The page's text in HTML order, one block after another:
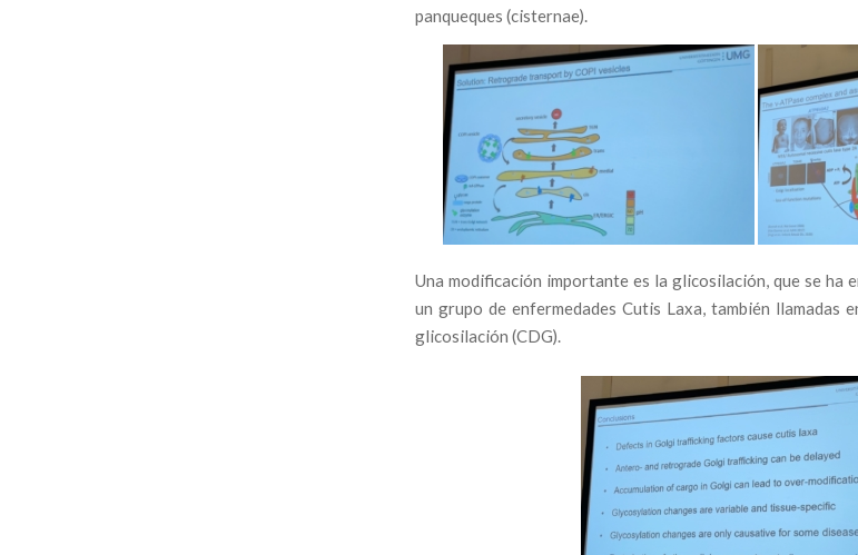
panqueques (cisternae).
Una modificación importante es la glicosilación, que se ha
un grupo de enfermedades Cutis Laxa, también llamadas
glicosilación (CDG).